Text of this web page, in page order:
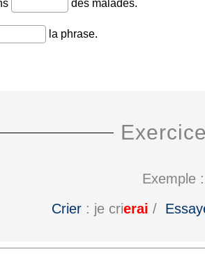
Exemple :
Crier: je crierai /